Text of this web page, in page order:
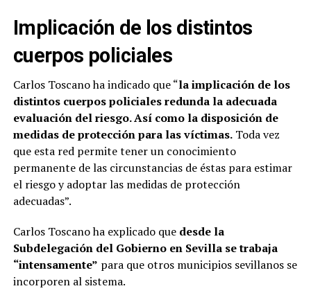
Implicación de los distintos
cuerpos policiales
Carlos Toscano ha indicado que “la implicación de los
distintos cuerpos policiales redunda la adecuada
evaluación del riesgo. Así como la disposición de
medidas de protección para las víctimas.Toda vez
que esta red permite tener un conocimiento
permanente de las circunstancias de éstas para estimar
el riesgo y adoptar las medidas de protección
adecuadas”.
Carlos Toscano ha explicado que desde la
Subdelegación del Gobierno en Sevilla se trabaja
“intensamente” para que otros municipios sevillanos se
incorporen al sistema.